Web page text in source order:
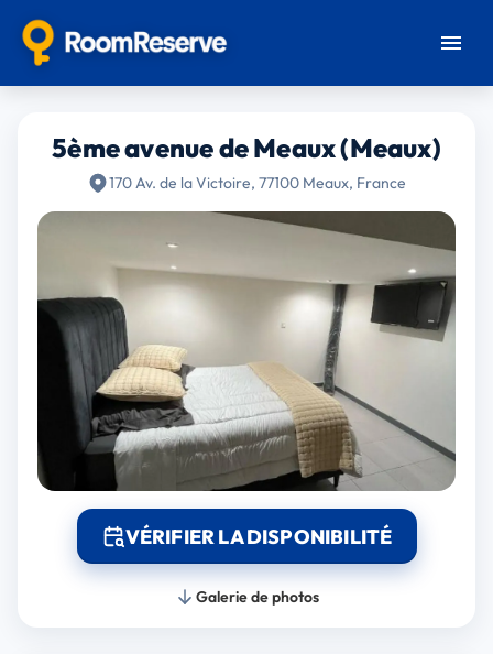
5ème avenue de Meaux (Meaux)
170 Av. de la Victoire, 77100 Meaux, France
VÉRIFIER LA DISPONIBILITÉ
Galerie de photos